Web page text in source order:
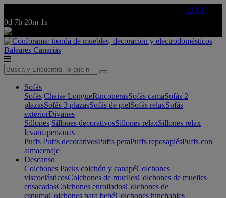
AQUÍ
0d 7h 20m 1s
Baleares Canarias
Sofás
Sofás Chaise LongueRinconerasSofás camaSofás 2
plazasSofás 3 plazasSofás de pielSofás relaxSofás
exteriorDivanes
Sillones Sillones decorativosSillones relaxSillones relax
levantapersonas
Puffs Puffs decorativosPuffs peraPuffs reposapiésPuffs con
almacenaje
Descanso
Colchones Packs colchón y canapéColchones
viscoelásticosColchones de muellesColchones de muelles
ensacadosColchones enrolladosColchones de
espumaColchones para bebéColchones hinchables